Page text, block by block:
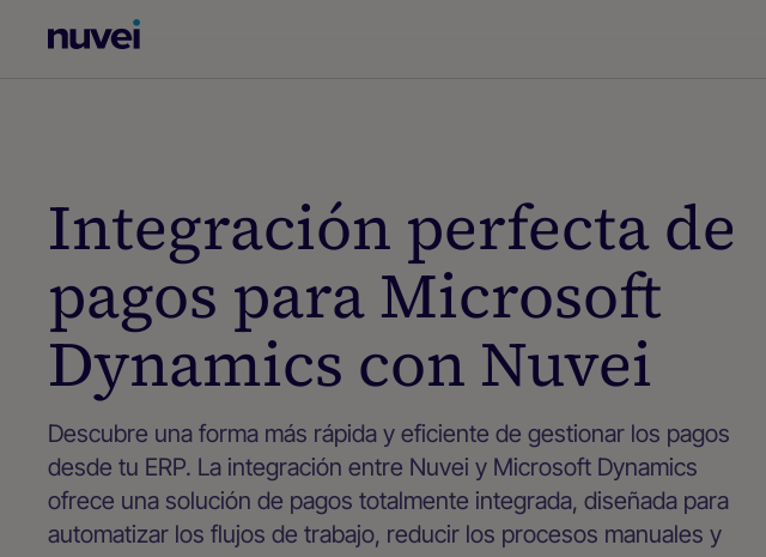
Integración perfecta de
pagos para Microsoft
Dynamics con Nuvei
Descubre una forma más rápida y eficiente de gestionar los pagos
desde tu ERP. La integración entre Nuvei y Microsoft Dynamics
ofrece una solución de pagos totalmente integrada, diseñada para
automatizar los flujos de trabajo, reducir los procesos manuales y